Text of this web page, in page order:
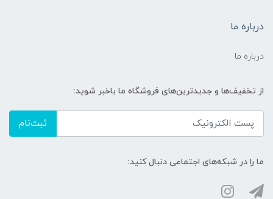
درباره ما
درباره ما
از تخفیف‌ها و جدیدترین‌های فروشگاه ما باخبر شوید:
ثبت‌نام
ما را در شبکه‌های اجتماعی دنبال کنید: